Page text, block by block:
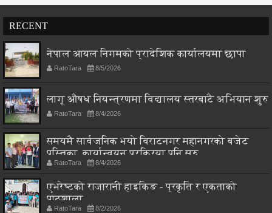
RECENT
नेपाल आयल निगमको प्रादेशिक कार्यालयमा छापा
RatoTara 8/5/2026
लागू औषध नियन्त्रणमा विद्यालय स्तरबाटै अभियान शुरु
RatoTara 8/4/2026
समयमै सार्वजनिक भयो विराटनगर महानगरको बजेट
पुस्तिका, कार्यान्वयन प्रक्रिया पनि सुरु
RatoTara 8/4/2026
एभरेष्टको राजारानी हाइकिङ - प्रकृति र एकताको
पाठशाला
RatoTara 8/2/2026